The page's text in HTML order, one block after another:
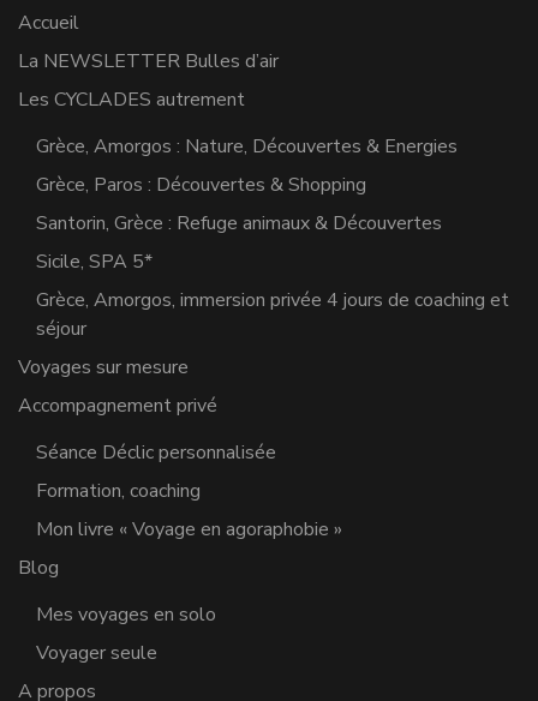
Accueil
La NEWSLETTER Bulles d’air
Les CYCLADES autrement
Grèce, Amorgos : Nature, Découvertes & Energies
Grèce, Paros : Découvertes & Shopping
Santorin, Grèce : Refuge animaux & Découvertes
Sicile, SPA 5*
Grèce, Amorgos, immersion privée 4 jours de coaching et
séjour
Voyages sur mesure
Accompagnement privé
Séance Déclic personnalisée
Formation, coaching
Mon livre « Voyage en agoraphobie »
Blog
Mes voyages en solo
Voyager seule
A propos